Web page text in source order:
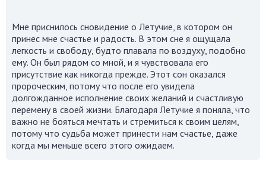
Мне приснилось сновидение о Летучие, в котором он
принес мне счастье и радость. В этом сне я ощущала
легкость и свободу, будто плавала по воздуху, подобно
ему. Он был рядом со мной, и я чувствовала его
присутствие как никогда прежде. Этот сон оказался
пророческим, потому что после его увидела
долгожданное исполнение своих желаний и счастливую
перемену в своей жизни. Благодаря Летучие я поняла, что
важно не бояться мечтать и стремиться к своим целям,
потому что судьба может принести нам счастье, даже
когда мы меньше всего этого ожидаем.